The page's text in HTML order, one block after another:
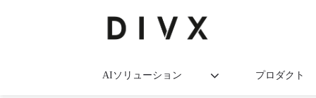
AIソリューション プロダクト